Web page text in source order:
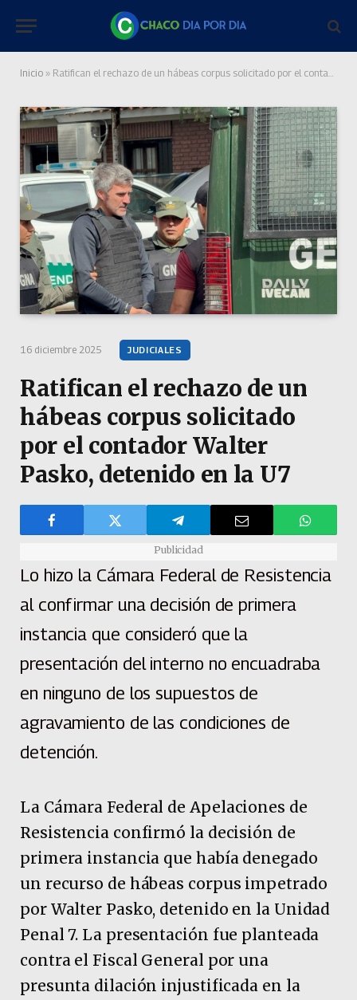
Inicio » Ratifican el rechazo de un hábeas corpus solicitado por el contador Walter Pasko, detenido en la U7
16 diciembre 2025 JUDICIALES
Ratifican el rechazo de un
hábeas corpus solicitado
por el contador Walter
Pasko, detenido en la U7
Publicidad
Lo hizo la Cámara Federal de Resistencia
al confirmar una decisión de primera
instancia que consideró que la
presentación del interno no encuadraba
en ninguno de los supuestos de
agravamiento de las condiciones de
detención.
La Cámara Federal de Apelaciones de
Resistencia confirmó la decisión de
primera instancia que había denegado
un recurso de hábeas corpus impetrado
por Walter Pasko, detenido en la Unidad
Penal 7. La presentación fue planteada
contra el Fiscal General por una
presunta dilación injustificada en la